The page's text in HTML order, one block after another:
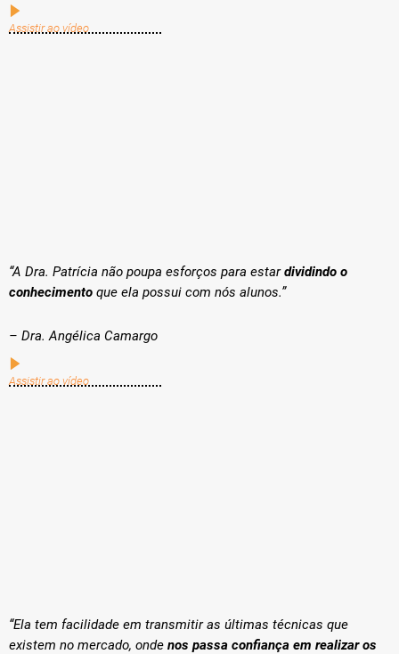
Assistir ao vídeo
“A Dra. Patrícia não poupa esforços para estardividindo o
conhecimento que ela possui com nós alunos.”
– Dra. Angélica Camargo
Assistir ao vídeo
“Ela tem facilidade em transmitir as últimas técnicas que
existem no mercado, onde nos passa confiança em realizar os